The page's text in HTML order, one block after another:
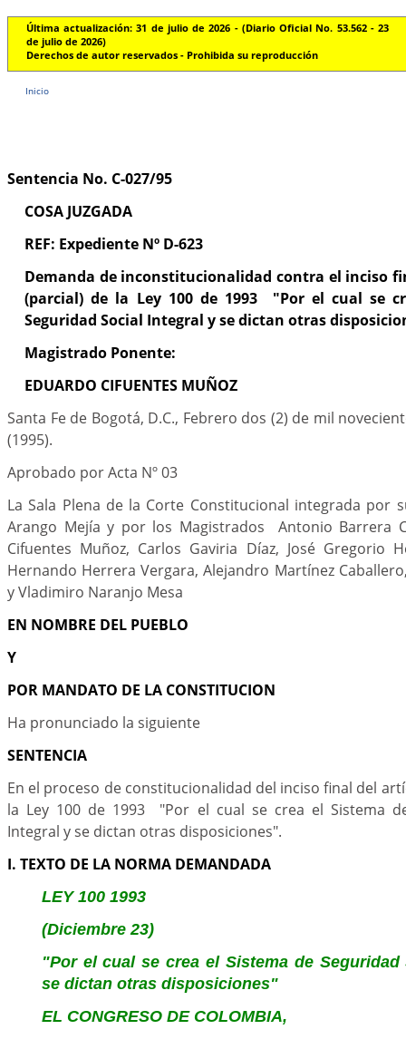
Última actualización: 31 de julio de 2026 - (Diario Oficial No. 53.562 - 23
de julio de 2026)
Derechos de autor reservados - Prohibida su reproducción
Inicio
Sentencia No. C-027/95
COSA JUZGADA
REF: Expediente Nº D-623
Demanda de inconstitucionalidad contra el inciso
(parcial) de la Ley 100 de 1993 "Por el cual se
Seguridad Social Integral y se dictan otras
Magistrado Ponente:
EDUARDO CIFUENTES MUÑOZ
Santa Fe de Bogotá, D.C., Febrero dos (2) de mil
(1995).
Aprobado por Acta Nº 03
La Sala Plena de la Corte Constitucional integrada por
Arango Mejía y por los Magistrados Antonio Barrera
Cifuentes Muñoz, Carlos Gaviria Díaz, José Gregorio
Hernando Herrera Vergara, Alejandro Martínez
y Vladimiro Naranjo Mesa
EN NOMBRE DEL PUEBLO
Y
POR MANDATO DE LA CONSTITUCION
Ha pronunciado la siguiente
SENTENCIA
En el proceso de constitucionalidad del inciso final del
la Ley 100 de 1993 "Por el cual se crea el Sistema
Integral y se dictan otras disposiciones".
I. TEXTO DE LA NORMA DEMANDADA
LEY 100 1993
(Diciembre 23)
"Por el cual se crea el Sistema de
se dictan otras disposiciones"
EL CONGRESO DE COLOMBIA,